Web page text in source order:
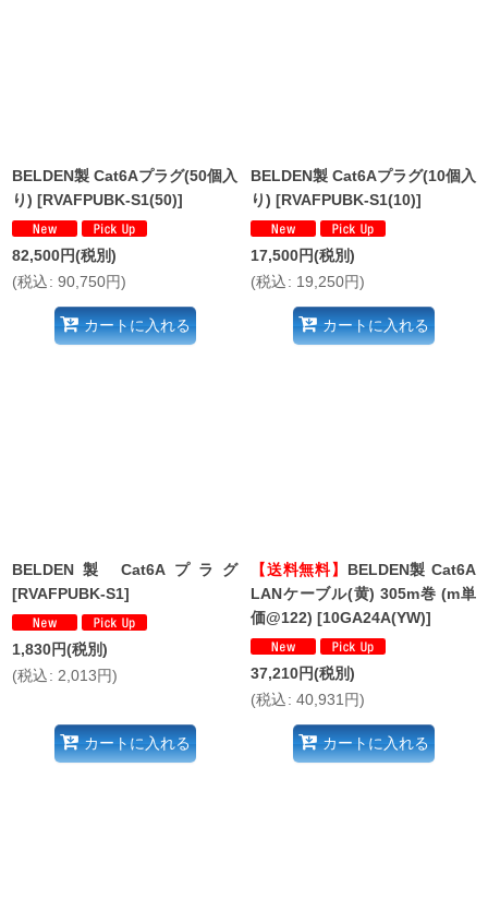
BELDEN製 Cat6Aプラグ(50個入
り) [RVAFPUBK-S1(50)]
82,500円(税別)
(税込: 90,750円)
カートに入れる
BELDEN製 Cat6Aプラグ(10個入
り) [RVAFPUBK-S1(10)]
17,500円(税別)
(税込: 19,250円)
カートに入れる
BELDEN製 Cat6Aプラグ
[RVAFPUBK-S1]
1,830円(税別)
(税込: 2,013円)
カートに入れる
【送料無料】 BELDEN製 Cat6A
LANケーブル(黄) 305m巻 (m単
価@122) [10GA24A(YW)]
37,210円(税別)
(税込: 40,931 円)
カートに入れる